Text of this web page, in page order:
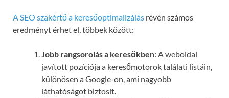
A SEO szakértő a keresőoptimalizálás révén számos
eredményt érhet el, többek között:
Jobb rangsorolás a keresőkben: A weboldal
javított pozíciója a keresőmotorok találati listáin,
különösen a Google-on, ami nagyobb
láthatóságot biztosít.